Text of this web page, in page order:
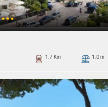
★★★
1.0 m
1.7 Km